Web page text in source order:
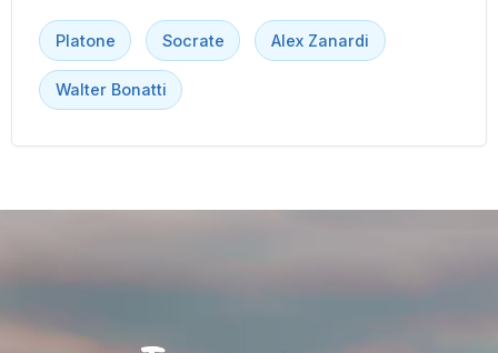
Platone Socrate Alex Zanardi
Walter Bonatti